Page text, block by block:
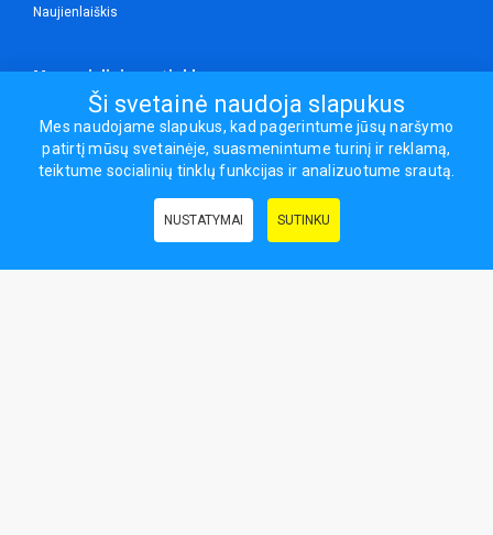
Naujienlaiškis
Mes socialiniuose tinkluose
Visos teisės saugomos.
Sporto ir laisvalaikio prekės, maisto papildai - erasportas.lt © 2026
Ši svetainė naudoja slapukus
Mes naudojame slapukus, kad pagerintume jūsų naršymo
patirtį mūsų svetainėje, suasmenintume turinį ir reklamą,
teiktume socialinių tinklų funkcijas ir analizuotume srautą.
NUSTATYMAI SUTINKU